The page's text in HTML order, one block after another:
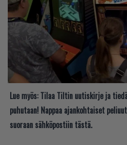
Lue myös: Tilaa Tiltin uutiskirje ja
puhutaan! Nappaa ajankohtaiset
suoraan sähköpostiin tästä.